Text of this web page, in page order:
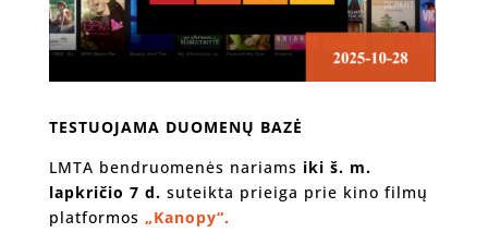
TESTUOJAMA DUOMENŲ BAZĖ
LMTA bendruomenės nariams iki š. m.
lapkričio 7 d. suteikta prieiga prie kino filmų
platformos „Kanopy“.